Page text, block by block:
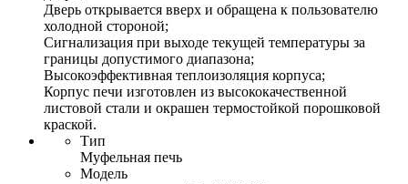
Дверь открывается вверх и обращена к пользователю
холодной стороной;
Сигнализация при выходе текущей температуры за
границы допустимого диапазона;
Высокоэффективная теплоизоляция корпуса;
Корпус печи изготовлен из высококачественной
листовой стали и окрашен термостойкой порошковой
краской.
Тип
Муфельная печь
Модель